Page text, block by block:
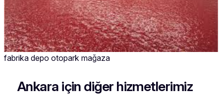
fabrika depo otopark mağaza
Ankara için diğer hizmetlerimiz